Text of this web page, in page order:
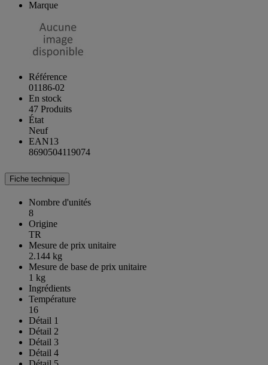
Marque
Référence
01186-02
En stock
47 Produits
État
Neuf
EAN13
8690504119074
Fiche technique
Nombre d'unités
8
Origine
TR
Mesure de prix unitaire
2.144 kg
Mesure de base de prix unitaire
1 kg
Ingrédients
Température
16
Détail 1
Détail 2
Détail 3
Détail 4